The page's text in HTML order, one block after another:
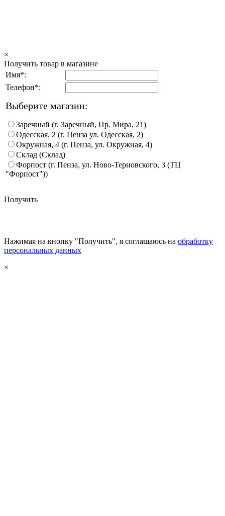
×
Получить товар в магазине
Имя*:
Телефон*:
Выберите магазин:
Заречный (г. Заречный, Пр. Мира, 21)
Одесская, 2 (г. Пенза ул. Одесская, 2)
Окружная, 4 (г. Пенза, ул. Окружная, 4)
Склад (Склад)
Форпост (г. Пенза, ул. Ново-Терновского, 3 (ТЦ
"Форпост"))
Получить
Нажимая на кнопку "Получить", я соглашаюсь на обработку
персональных данных
×